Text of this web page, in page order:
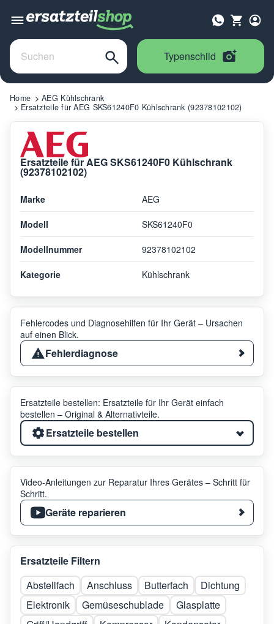
Typenschild
Home
AEG Kühlschrank
Ersatzteile für AEG SKS61240F0 Kühlschrank (92378102102)
Ersatzteile für AEG SKS61240F0 Kühlschrank
(92378102102)
Marke AEG
Modell SKS61240F0
Modellnummer 92378102102
Kategorie Kühlschrank
Fehlercodes und Diagnosehilfen für Ihr Gerät – Ursachen
auf einen Blick.
Fehlerdiagnose
Ersatzteile bestellen: Ersatzteile für Ihr Gerät einfach
bestellen – Original & Alternativteile.
Ersatzteile bestellen
Video-Anleitungen zur Reparatur Ihres Gerätes – Schritt für
Schritt.
Geräte reparieren
Ersatzteile Filtern
Abstellfach
Anschluss Butterfach
Dichtung
Elektronik
Gemüseschublade
Glasplatte